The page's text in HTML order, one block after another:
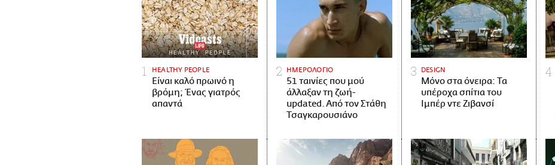
HEALTHY PEOPLE
Είναι καλό πρωινό η
βρόμη; Ένας γιατρός
απαντά
ΗΜΕΡΟΛΟΓΙΟ
51 ταινίες που μού
άλλαξαν τη ζωή-
updated. Aπό τον Στάθη
Τσαγκαρουσιάνο
DESIGN
Μόνο στα όνειρα: Τα
υπέροχα σπίτια του
Ιμπέρ ντε Ζιβανσί